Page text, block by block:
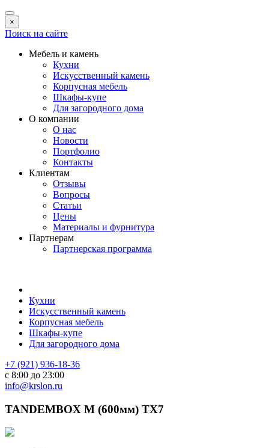
×
Поиск на сайте
Мебель и камень
Кухни
Искусственный камень
Корпусная мебель
Шкафы-купе
Для загородного дома
О компании
О нас
Новости
Портфолио
Контакты
Клиентам
Отзывы
Вопросы
Статьи
Цены
Материалы и фурнитура
Партнерам
Партнерская программа
Кухни
Искусственный камень
Корпусная мебель
Шкафы-купе
Для загородного дома
+7 (921) 936-18-36
с 8:00 до 23:00
info@krslon.ru
TANDEMBOX М (600мм) ТХ7